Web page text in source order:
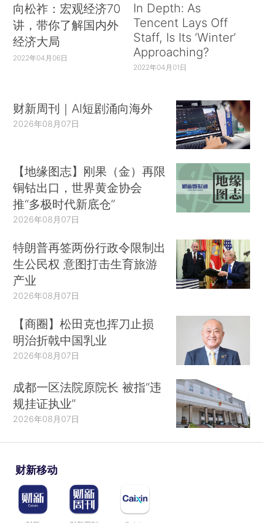
向松祚：宏观经济70
讲，带你了解国内外
经济大局
2022年04月06日
In Depth: As
Tencent Lays Off
Staff, Is Its ‘Winter’
Approaching?
2022年04月01日
财新周刊｜AI短剧涌向海外
2026年08月07日
【地缘图志】刚果（金）再限
铜钴出口，世界黄金协会
推“多极时代新底仓”
2026年08月07日
特朗普再签两份行政令限制出
生公民权 意图打击生育旅游
产业
2026年08月07日
【商圈】松田克也挥刀止损
明治折戟中国乳业
2026年08月07日
成都一区法院原院长 被指“违
规挂证执业”
2026年08月07日
财新移动